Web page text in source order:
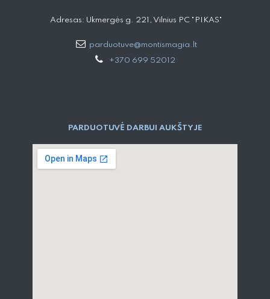
Adresas: Ukmergės g. 221, Vilnius PC "PIKAS"
parduotuve@montismagia.lt
+370 699 52012
PARDUOTUVĖ DARBUI AUKŠTYJE